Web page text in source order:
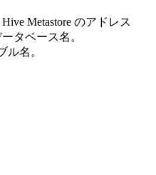
Metastore のアドレス
タベース名。
名。